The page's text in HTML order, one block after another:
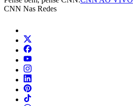
CNN Nas Redes